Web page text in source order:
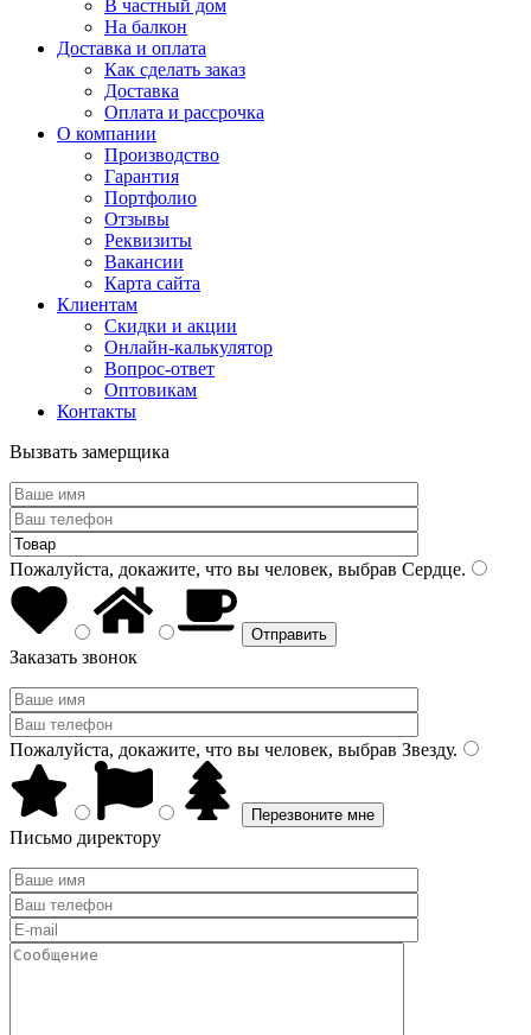
В частный дом
На балкон
Доставка и оплата
Как сделать заказ
Доставка
Оплата и рассрочка
О компании
Производство
Гарантия
Портфолио
Отзывы
Реквизиты
Вакансии
Карта сайта
Клиентам
Скидки и акции
Онлайн-калькулятор
Вопрос-ответ
Оптовикам
Контакты
Вызвать замерщика
Пожалуйста, докажите, что вы человек, выбрав Сердце.
Заказать звонок
Пожалуйста, докажите, что вы человек, выбрав Звезду.
Письмо директору